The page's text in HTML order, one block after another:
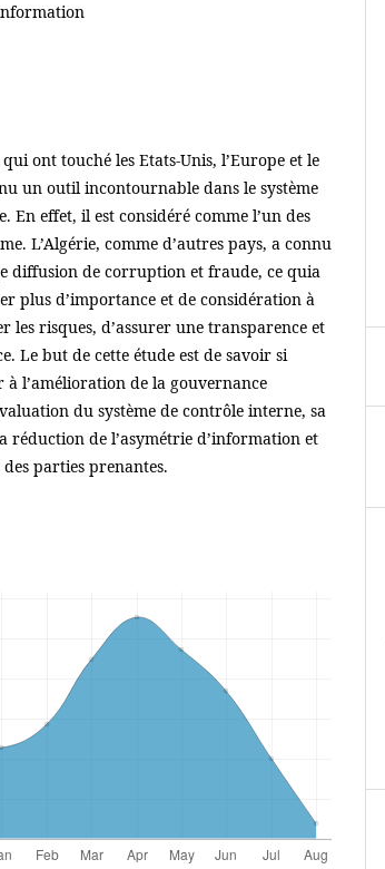
ont touché les Etats-Unis, l’Europe et le
un outil incontournable dans le système
En effet, il est considéré comme l’un des
L’Algérie, comme d’autres pays, a connu
diffusion de corruption et fraude, ce quia
plus d’importance et de considération à
les risques, d’assurer une transparence et
Le but de cette étude est de savoir si
l’amélioration de la gouvernance
du système de contrôle interne, sa
réduction de l’asymétrie d’information et
parties prenantes.